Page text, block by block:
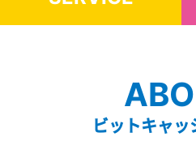
ビットキャッ